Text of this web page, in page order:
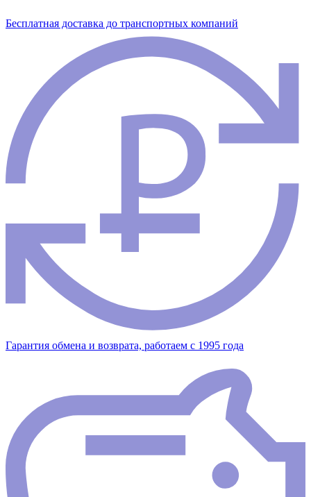
Бесплатная доставка до транспортных компаний
Гарантия обмена и возврата, работаем с 1995 года